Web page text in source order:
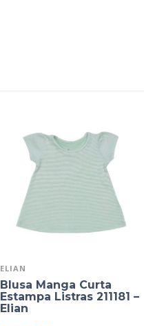
ELIAN
Blusa Manga Curta
Estampa Listras 211181 –
Elian